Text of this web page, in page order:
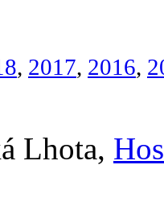
, 2017, 2016,
Lhota,